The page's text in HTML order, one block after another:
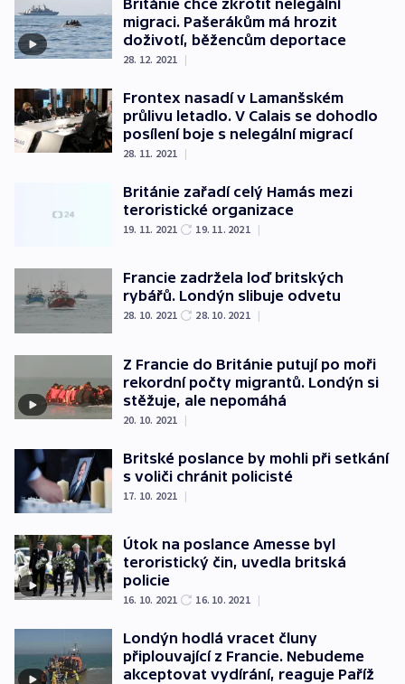
migraci. Pašerákům má hrozit
doživotí, běžencům deportace
28. 12. 2021 |
Frontex nasadí v Lamanšském
průlivu letadlo. V Calais se dohodlo
posílení boje s nelegální migrací
28. 11. 2021 |
Británie zařadí celý Hamás mezi
teroristické organizace
19. 11. 2021 19. 11. 2021 |
Francie zadržela loď britských
rybářů. Londýn slibuje odvetu
28. 10. 2021 28. 10. 2021 |
Z Francie do Británie putují po moři
rekordní počty migrantů. Londýn si
stěžuje, ale nepomáhá
20. 10. 2021 |
Britské poslance by mohli při setkání
s voliči chránit policisté
17. 10. 2021 |
Útok na poslance Amesse byl
teroristický čin, uvedla britská
policie
16. 10. 2021 16. 10. 2021 |
Londýn hodlá vracet čluny
připlouvající z Francie. Nebudeme
akceptovat vydírání, reaguje Paříž